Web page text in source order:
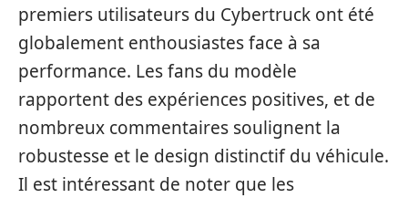
premiers utilisateurs du Cybertruck ont été
globalement enthousiastes face à sa
performance. Les fans du modèle
rapportent des expériences positives, et de
nombreux commentaires soulignent la
robustesse et le design distinctif du véhicule.
Il est intéressant de noter que les